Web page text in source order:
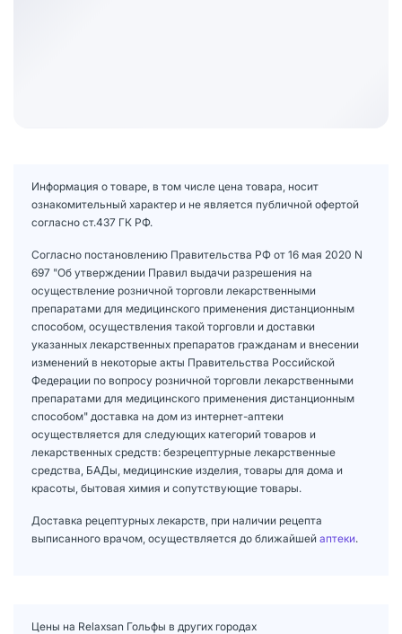
Информация о товаре, в том числе цена товара, носит
ознакомительный характер и не является публичной офертой
согласно ст.437 ГК РФ.
Согласно постановлению Правительства РФ от 16 мая 2020 N
697 "Об утверждении Правил выдачи разрешения на
осуществление розничной торговли лекарственными
препаратами для медицинского применения дистанционным
способом, осуществления такой торговли и доставки
указанных лекарственных препаратов гражданам и внесении
изменений в некоторые акты Правительства Российской
Федерации по вопросу розничной торговли лекарственными
препаратами для медицинского применения дистанционным
способом" доставка на дом из интернет-аптеки
осуществляется для следующих категорий товаров и
лекарственных средств: безрецептурные лекарственные
средства, БАДы, медицинские изделия, товары для дома и
красоты, бытовая химия и сопутствующие товары.
Доставка рецептурных лекарств, при наличии рецепта
выписанного врачом, осуществляется до ближайшей аптеки.
Цены на Relaxsan Гольфы в других городах